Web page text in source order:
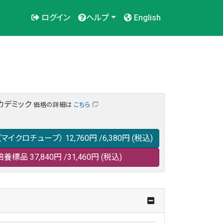
ログイン ヘルプ English
ミック 価格の詳細は こちら
イクロチューブ） 12,760円 /6,380円 (税込)
養標品 37,840円 /31,460円 (税込)